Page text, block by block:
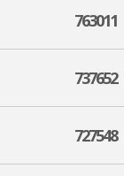
763011
737652
727548